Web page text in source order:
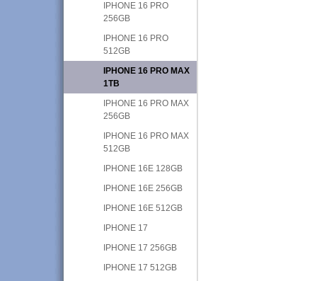
IPHONE 16 PRO
256GB
IPHONE 16 PRO
512GB
IPHONE 16 PRO MAX
1TB
IPHONE 16 PRO MAX
256GB
IPHONE 16 PRO MAX
512GB
IPHONE 16E 128GB
IPHONE 16E 256GB
IPHONE 16E 512GB
IPHONE 17
IPHONE 17 256GB
IPHONE 17 512GB